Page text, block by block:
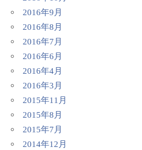
2016年9月
2016年8月
2016年7月
2016年6月
2016年4月
2016年3月
2015年11月
2015年8月
2015年7月
2014年12月